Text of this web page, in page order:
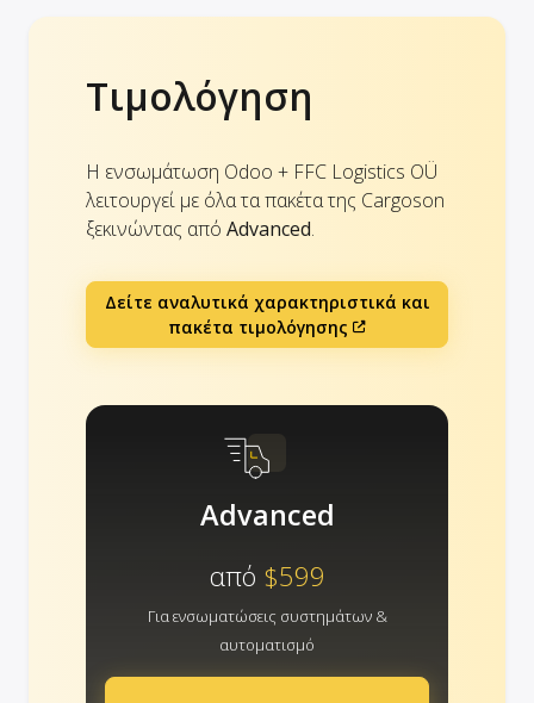
Τιμολόγηση
Η ενσωμάτωση Odoo + FFC Logistics OÜ
λειτουργεί με όλα τα πακέτα της Cargoson
ξεκινώντας από Advanced.
Δείτε αναλυτικά χαρακτηριστικά και
πακέτα τιμολόγησης
Advanced
από $599
Για ενσωματώσεις συστημάτων &
αυτοματισμό